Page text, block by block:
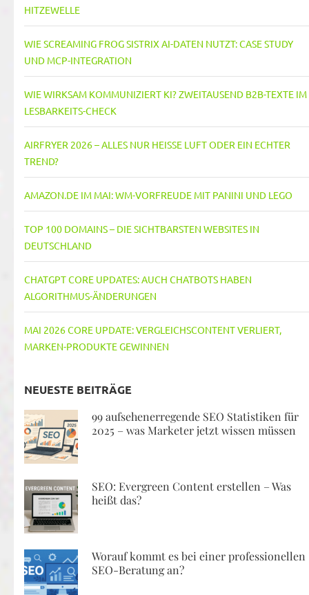
ITZEWELLE
WIE SCREAMING FROG SISTRIX AI-DATEN NUTZT: CASE STUDY
UND MCP-INTEGRATION
WIE WIRKSAM KOMMUNIZIERT KI? ZWEITAUSEND B2B-TEXTE IM
LESBARKEITS-CHECK
AIRFRYER 2026 – ALLES NUR HEISSE LUFT ODER EIN ECHTER T
REND?
AMAZON.DE IM MAI: WM-VORFREUDE MIT PANINI UND LEGO
TOP 100 DOMAINS – DIE SICHTBARSTEN WEBSITES IN
DEUTSCHLAND
CHATGPT CORE UPDATES: AUCH CHATBOTS HABEN
ALGORITHMUS-ÄNDERUNGEN
MAI 2026 CORE UPDATE: VERGLEICHSCONTENT VERLIERT,
MARKEN-PRODUKTE GEWINNEN
NEUESTE BEITRÄGE
99 aufsehenerregende SEO Statistiken für
2025 – was Marketer jetzt wissen müssen
SEO: Evergreen Content erstellen – Was
heißt das?
Worauf kommt es bei einer professionellen
SEO-Beratung an?